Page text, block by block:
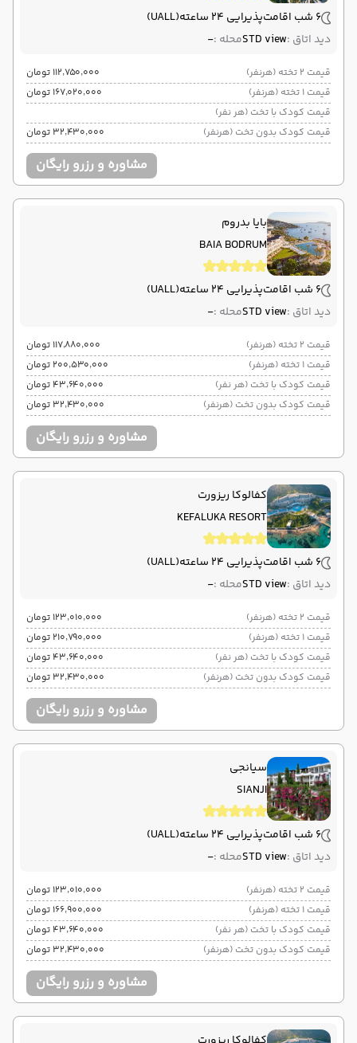
6 شب اقامت پذیرایی 24 ساعته
(UALL)
دید اتاق :STD viewمحله :-
قیمت 2 تخته (هرنفر)
۱۱۲٬۷۵۰٬۰۰۰ تومان
قیمت 1 تخته (هرنفر)
۱۶۷٬۰۲۰٬۰۰۰ تومان
قیمت کودک با تخت (هر نفر)
قیمت کودک بدون تخت (هرنفر)
۳۲٬۴۳۰٬۰۰۰ تومان
مشاوره و رزرو رایگان
بایا بدروم
BAIA BODRUM
6 شب اقامت پذیرایی 24 ساعته
(UALL)
دید اتاق :STD viewمحله :-
قیمت 2 تخته (هرنفر)
۱۱۷٬۸۸۰٬۰۰۰ تومان
قیمت 1 تخته (هرنفر)
۲۰۰٬۵۳۰٬۰۰۰ تومان
قیمت کودک با تخت (هر نفر)
۴۳٬۶۴۰٬۰۰۰ تومان
قیمت کودک بدون تخت (هرنفر)
۳۲٬۴۳۰٬۰۰۰ تومان
مشاوره و رزرو رایگان
کفالوکا ریزورت
KEFALUKA RESORT
6 شب اقامت پذیرایی 24 ساعته
(UALL)
دید اتاق :STD viewمحله :-
قیمت 2 تخته (هرنفر)
۱۲۳٬۰۱۰٬۰۰۰ تومان
قیمت 1 تخته (هرنفر)
۲۱۰٬۷۹۰٬۰۰۰ تومان
قیمت کودک با تخت (هر نفر)
۴۳٬۶۴۰٬۰۰۰ تومان
قیمت کودک بدون تخت (هرنفر)
۳۲٬۴۳۰٬۰۰۰ تومان
مشاوره و رزرو رایگان
سیانجی
SIANJI
6 شب اقامت پذیرایی 24 ساعته
(UALL)
دید اتاق :STD viewمحله :-
قیمت 2 تخته (هرنفر)
۱۲۳٬۰۱۰٬۰۰۰ تومان
قیمت 1 تخته (هرنفر)
۱۶۶٬۹۰۰٬۰۰۰ تومان
قیمت کودک با تخت (هر نفر)
۴۳٬۶۴۰٬۰۰۰ تومان
قیمت کودک بدون تخت (هرنفر)
۳۲٬۴۳۰٬۰۰۰ تومان
مشاوره و رزرو رایگان